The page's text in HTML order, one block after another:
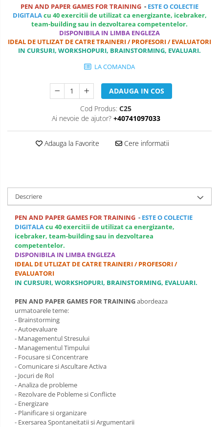
COMANDA, INTEROPERATIVITATE,
STRATEGIE, REACTIE RAPIDA,
CONTROL MILITAR SI CIVIL
LOGISTICA MILITARA SI CIVILA
Luarea Deciziilor (rapid, analitic,
fara bias, fara efect group-think)
Managementul Schimbarii si
Negociere (Achizitie / Vanzari /
OPERATIUNI AERIENE MILITARE SI
OPERATIUNI SPATIALE MILITARE SI
OPERATIUNI TERESTRE MILITARE SI
CIVILE
Performanta Echipei
Rezolvare de Probleme
Neintelegerilor / Disputelor
Servicii & Relationarea cu Clientii
Teambuilding
Time Management / Planificare /
Organizare
PEN AND PAPER GAMES FOR TRAINING - ESTE O COLECTIE
DIGITALAcu 40 exercitii de utilizat ca energizante, icebraker,
team-building sau in dezvoltarea competentelor.
DISPONIBILA IN LIMBA ENGLEZA
IDEAL DE UTLIZAT DE CATRE TRAINERI / PROFESORI / EVALUATORI
IN CURSURI, WORKSHOPURI, BRAINSTORMING, EVALUARI.
LA COMANDA
ADAUGA IN COS
Cod Produs: C25
Ai nevoie de ajutor? +40741097033
Adauga la Favorite Cere informatii
Descriere
PEN AND PAPER GAMES FOR TRAINING - ESTE O COLECTIE
DIGITALAcu 40 exercitii de utilizat ca energizante,
icebraker, team-building sau in dezvoltarea
competentelor.
DISPONIBILA IN LIMBA ENGLEZA
IDEAL DE UTLIZAT DE CATRE TRAINERI / PROFESORI /
EVALUATORI
IN CURSURI, WORKSHOPURI, BRAINSTORMING, EVALUARI.
PEN AND PAPER GAMES FOR TRAININGabordeaza
urmatoarele teme:
- Brainstorming
- Autoevaluare
- Managementul Stresului
- Managementul Timpului
- Focusare si Concentrare
- Comunicare si Ascultare Activa
- Jocuri de Rol
- Analiza de probleme
- Rezolvare de Pobleme si Conflicte
- Energizare
- Planificare si organizare
- Exersarea Spontaneitatii si Argumentarii